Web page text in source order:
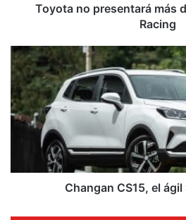
Toyota no presentará más
Racing
Changan
CS15,
el
ágil
SUV
urbano
Changan CS15, el